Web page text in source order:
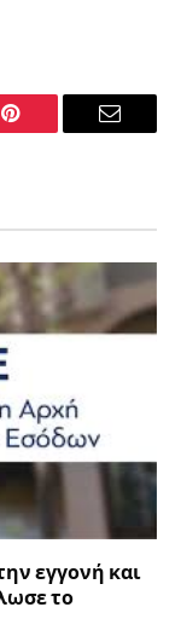
Pinterest Email
εγγονή και
το